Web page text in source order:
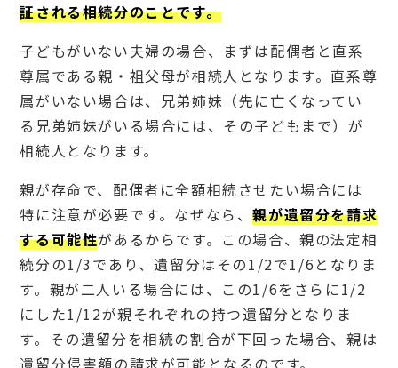
証される相続分のことです。
子どもがいない夫婦の場合、まずは配偶者と直系
尊属である親・祖父母が相続人となります。直系尊
属がいない場合は、兄弟姉妹（先に亡くなってい
る兄弟姉妹がいる場合には、その子どもまで）が
相続人となります。
親が存命で、配偶者に全額相続させたい場合には
特に注意が必要です。なぜなら、親が遺留分を請求
する可能性があるからです。この場合、親の法定相
続分の1/3であり、遺留分はその1/2で1/6となりま
す。親が二人いる場合には、この1/6をさらに1/2
にした1/12が親それぞれの持つ遺留分となりま
す。その遺留分を相続の割合が下回った場合、親は